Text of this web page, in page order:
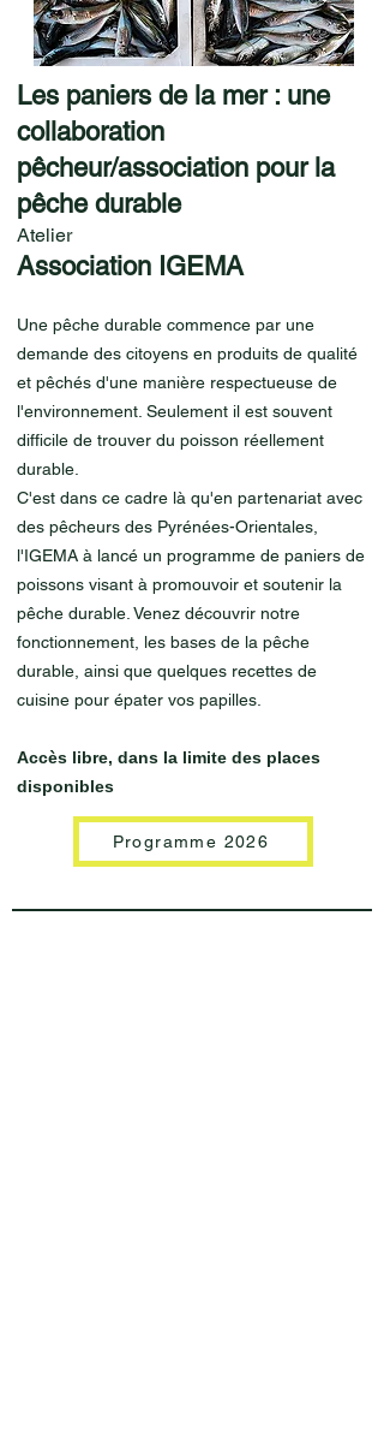
Les paniers de la mer : une
collaboration
pêcheur/association pour la
pêche durable
Atelier
Association IGEMA
Une pêche durable commence par une
demande des citoyens en produits de qualité
et pêchés d'une manière respectueuse de
l'environnement. Seulement il est souvent
difficile de trouver du poisson réellement
durable.
C'est dans ce cadre là qu'en partenariat avec
des pêcheurs des Pyrénées-Orientales,
l'IGEMA à lancé un programme de paniers de
poissons visant à promouvoir et soutenir la
pêche durable. Venez découvrir notre
fonctionnement, les bases de la pêche
durable, ainsi que quelques recettes de
cuisine pour épater vos papilles.
Accès libre, dans la limite des places
disponibles
Programme 2026